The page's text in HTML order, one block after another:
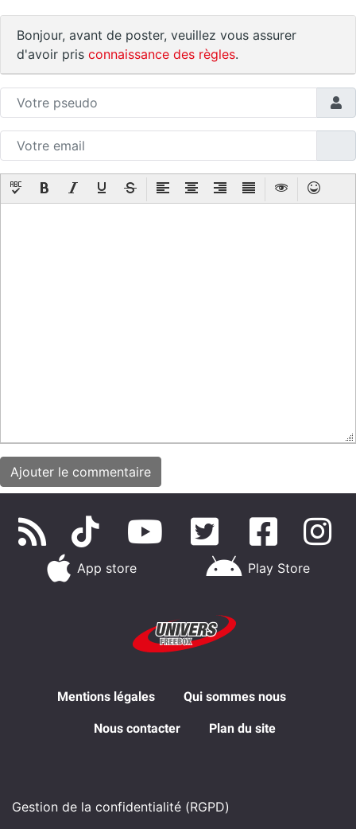
Bonjour, avant de poster, veuillez vous assurer
d'avoir pris connaissance des règles.
App store Play Store
Mentions légales Qui sommes nous
Nous contacter Plan du site
Gestion de la confidentialité (RGPD)